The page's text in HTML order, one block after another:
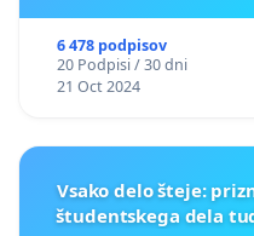
doc. dr. Petja Grafenauer
doc. dr. Blaž Lukan
Alen Ožbolt
Danijela Zajc
6 478 podpisov
20 Podpisi / 30 dni
21 Oct 2024
Vsako delo šteje:
študentskega dela